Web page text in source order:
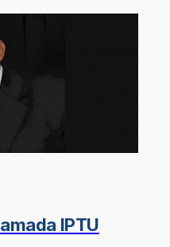
IPTU